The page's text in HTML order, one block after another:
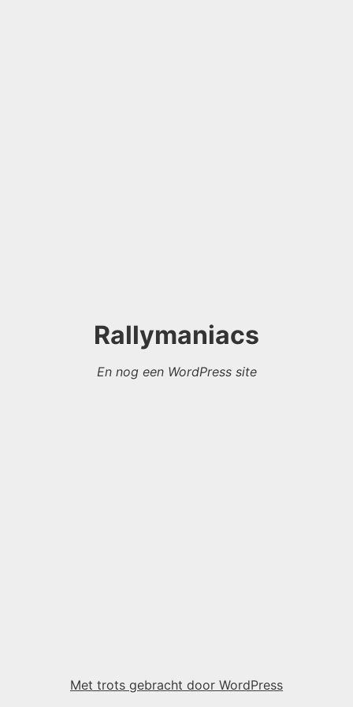
Rallymaniacs
En nog een WordPress site
Met trots gebracht door WordPress